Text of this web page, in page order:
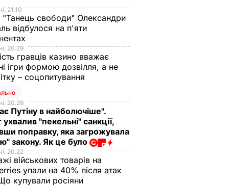
21.10
"Танець свободи" Олександри
відбулося на п'яти
20.29
гравців казино вважає
ігри формою дозвілля, а не
– соцопитування
20.26
Путіну в найболючіше".
"пекельні" санкції,
поправку, яка загрожувала
закону. Як це було
20.22
військових товарів на
упали на 40% після атак
купували росіяни